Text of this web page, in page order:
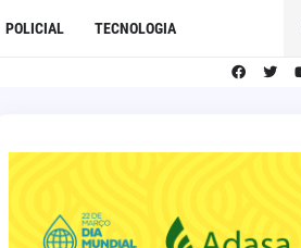
POLICIAL TECNOLOGIA